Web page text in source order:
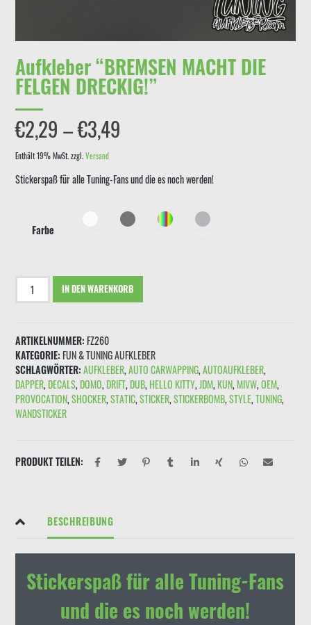
Aufkleber “BREMSEN MACHT DIE
FELGEN DRECKIG!”
€2,29 –€3,49
bis
€3,49
Enthält 19% MwSt. zzgl.Versand
Stickerspaß für alle Tuning-Fans und die es noch werden!
Farbe
Aufkleber
"BREMSEN
FELGEN
DRECKIG!"
Menge
IN DEN WARENKORB
ARTIKELNUMMER: FZ260
KATEGORIE: FUN & TUNING AUFKLEBER
SCHLAGWÖRTER: AUFKLEBER,AUTO CARWAPPING,AUTOAUFKLEBER,
DAPPER, DECALS, DOMO, DRIFT, DUB, HELLO KITTY,JDM, KUN, MIVW,OEM,
PROVOCATION,SHOCKER,STATIC,STICKER,STICKERBOMB,STYLE,TUNING,
WANDSTICKER
PRODUKT TEILEN:
BESCHREIBUNG
Stickerspaß für alle Tuning-Fans
und die es noch werden!